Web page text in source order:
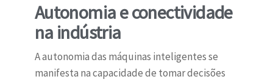
Autonomia e conectividade
na indústria
A autonomia das máquinas inteligentes se
manifesta na capacidade de tomar decisões